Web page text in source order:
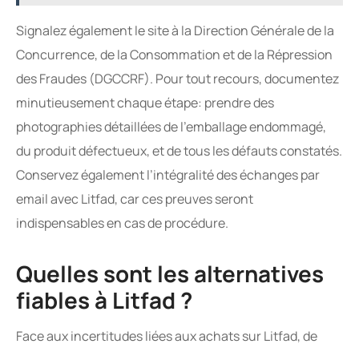
Signalez également le site à la Direction Générale de la
Concurrence, de la Consommation et de la Répression
des Fraudes (DGCCRF). Pour tout recours, documentez
minutieusement chaque étape: prendre des
photographies détaillées de l’emballage endommagé,
du produit défectueux, et de tous les défauts constatés.
Conservez également l’intégralité des échanges par
email avec Litfad, car ces preuves seront
indispensables en cas de procédure.
Quelles sont les alternatives
fiables à Litfad ?
Face aux incertitudes liées aux achats sur Litfad, de